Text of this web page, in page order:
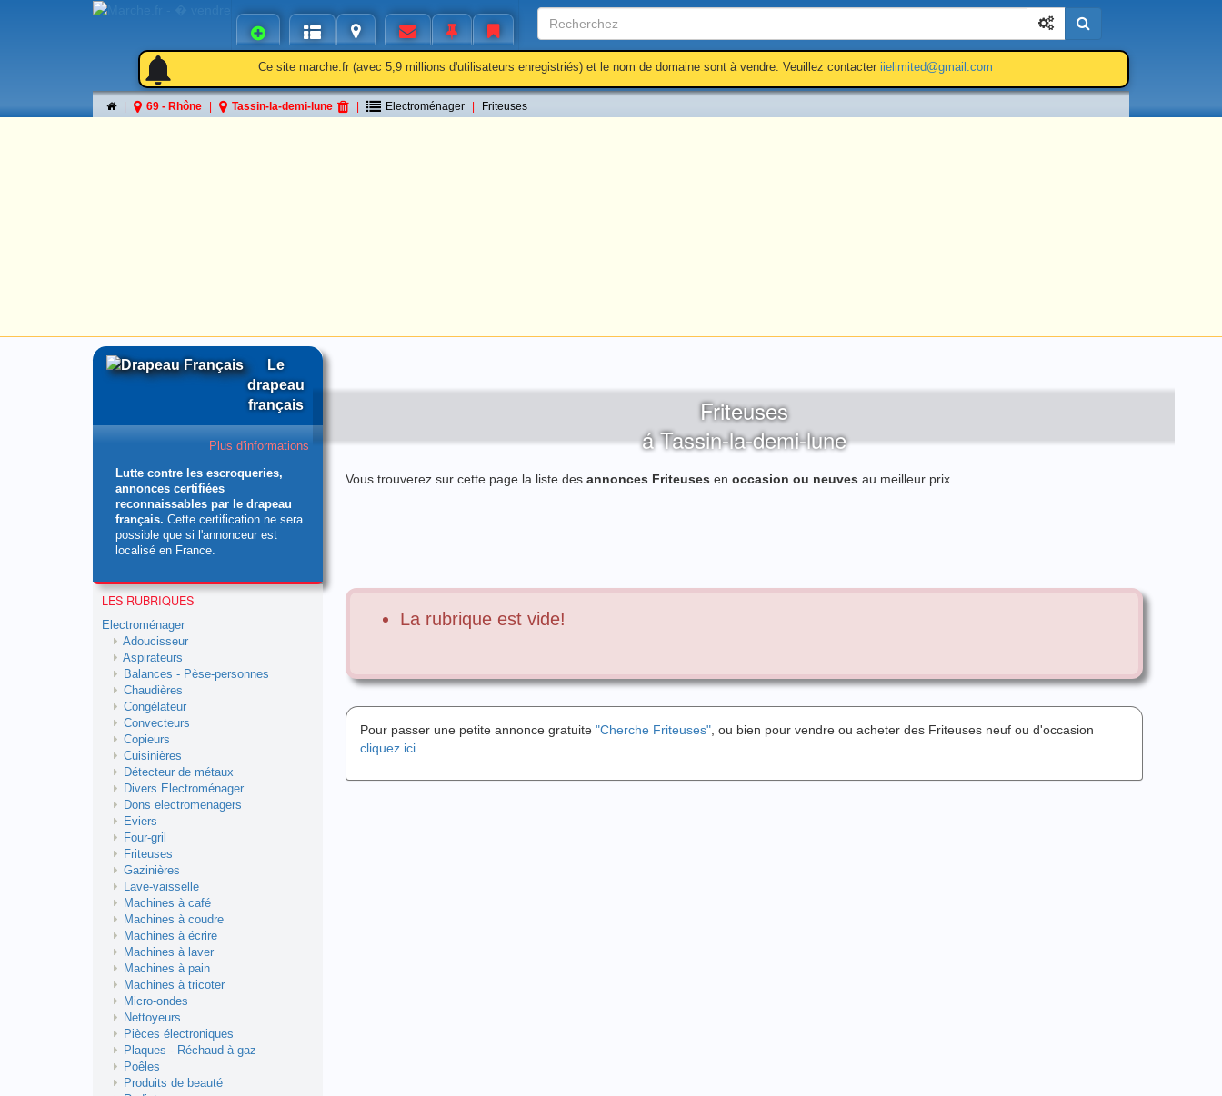
Cherchez
notifications
notifications Ce site marche.fr (avec 5,9 millions d'utilisateurs enregistriés) et le nom de domaine sont à vendre. Veuillez contacter iielimited@gmail.com
69 - Rhône Tassin-la-demi-lune Electroménager Friteuses
Friteuses
á Tassin-la-demi-lune
Vous trouverez sur cette page la liste des annonces Friteuses en occasion ou neuves au meilleur prix
La rubrique est vide!
Pour passer une petite annonce gratuite "Cherche Friteuses", ou bien pour vendre ou acheter des Friteuses neuf ou d'occasion
cliquez ici
Le
drapeau
français
Plus d'informations
Lutte contre les escroqueries,
annonces certifiées
reconnaissables par le drapeau
français. Cette certification ne sera
possible que si l'annonceur est
localisé en France.
LES RUBRIQUES
Electroménager
Adoucisseur
Aspirateurs
Balances - Pèse-personnes
Chaudières
Congélateur
Convecteurs
Copieurs
Cuisinières
Détecteur de métaux
Divers Electroménager
Dons electromenagers
Eviers
Four-gril
Friteuses
Gazinières
Lave-vaisselle
Machines à café
Machines à coudre
Machines à écrire
Machines à laver
Machines à pain
Machines à tricoter
Micro-ondes
Nettoyeurs
Pièces électroniques
Plaques - Réchaud à gaz
Poêles
Produits de beauté